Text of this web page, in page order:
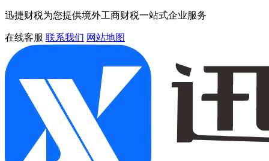
迅捷财税为您提供境外工商财税一站式企业服务
在线客服 联系我们 网站地图